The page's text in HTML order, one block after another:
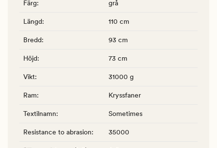
Färg: grå
Längd: 110 cm
Bredd: 93 cm
Höjd: 73 cm
Vikt: 31000 g
Ram: Kryssfaner
Textilnamn: Sometimes
Resistance to abrasion: 35000